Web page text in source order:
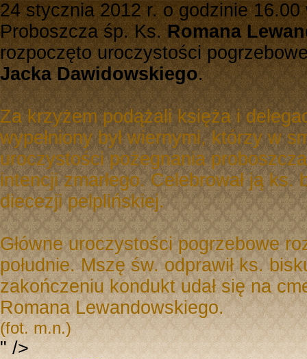
24 stycznia 2012 r. o godzinie
Proboszcza śp. Ks.Romana
rozpoczęto uroczystości
Jacka Dawidowskiego.
Za krzyżem podążali księża i
wypełniony był wiernymi, którzy w
uroczystości pożegnania
intencji zmarłego. Celebrował ją ks.
diecezji pelplińskiej.
Główne uroczystości pogrzebowe
południe. Mszę św. odprawił ks.
zakończeniu kondukt udał się na
Romana Lewandowskiego.
(fot. m.n.)
" />